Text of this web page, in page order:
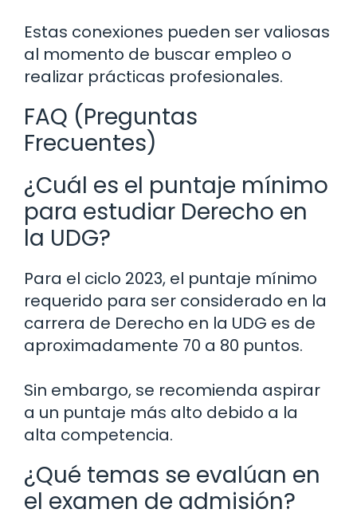
Estas conexiones pueden ser valiosas
al momento de buscar empleo o
realizar prácticas profesionales.
FAQ (Preguntas
Frecuentes)
¿Cuál es el puntaje mínimo
para estudiar Derecho en
la UDG?
Para el ciclo 2023, el puntaje mínimo
requerido para ser considerado en la
carrera de Derecho en la UDG es de
aproximadamente 70 a 80 puntos.
Sin embargo, se recomienda aspirar
a un puntaje más alto debido a la
alta competencia.
¿Qué temas se evalúan en
el examen de admisión?